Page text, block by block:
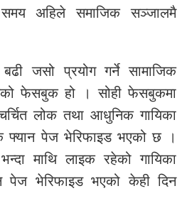
अहिले समाजिक सञ्जालमै
जसो प्रयोग गर्ने सामाजिक
फेसबुक हो । सोही फेसबुकमा
लोक तथा आधुनिक गायिका
फ्यान पेज भेरिफाइड भएको छ ।
माथि लाइक रहेको गायिका
भेरिफाइड भएको केही दिन